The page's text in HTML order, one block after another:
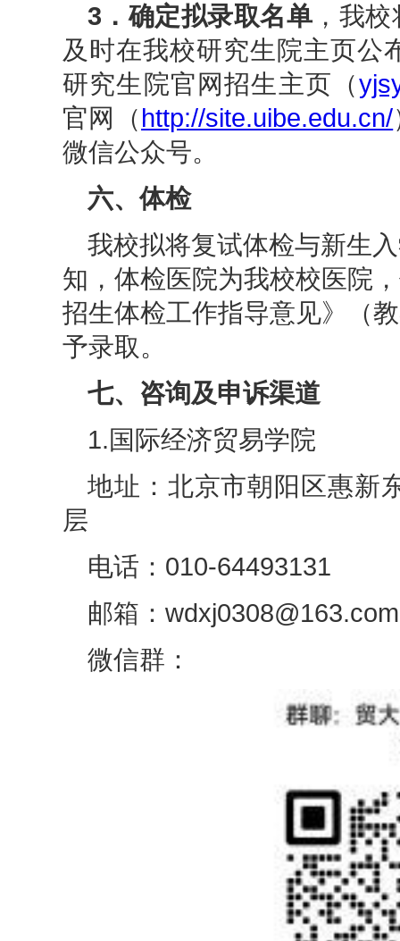
3．确定拟录取名单 ，我
及时在我校研究生院主页公
研究生院官网招生主页（
官网（http://site.uibe.edu.cn/
微信公众号。
六、体检
我校拟将复试体检与新生
知，体检医院为我校校医院
招生体检工作指导意见》（
予录取。
七、咨询及申诉渠道
1.国际经济贸易学院
地址：北京市朝阳区惠新
层
电话：010-64493131
邮箱：wdxj0308@163.com
微信群：